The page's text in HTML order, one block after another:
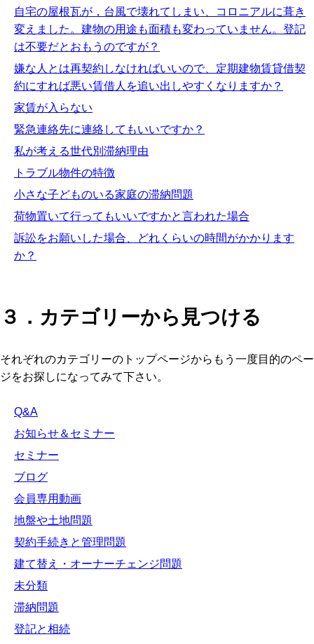
自宅の屋根瓦が，台風で壊れてしまい、コロニアルに葺き
変えました。建物の用途も面積も変わっていません。登記
は不要だとおもうのですが？
嫌な人とは再契約しなければいいので、定期建物賃貸借契
約にすれば悪い賃借人を追い出しやすくなりますか？
家賃が入らない
緊急連絡先に連絡してもいいですか？
私が考える世代別滞納理由
トラブル物件の特徴
小さな子どものいる家庭の滞納問題
荷物置いて行ってもいいですかと言われた場合
訴訟をお願いした場合、どれくらいの時間がかかります
か？
３．カテゴリーから見つける
それぞれのカテゴリーのトップページからもう一度目的のペー
ジをお探しになってみて下さい。
Q&A
お知らせ＆セミナー
セミナー
ブログ
会員専用動画
地盤や土地問題
契約手続きと管理問題
建て替え・オーナーチェンジ問題
未分類
滞納問題
登記と相続